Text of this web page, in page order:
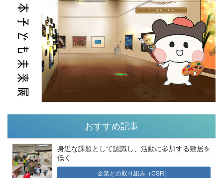
おすすめ記事
身近な課題として認識し、活動に参加する敷居を
低く
企業との取り組み（CSR）